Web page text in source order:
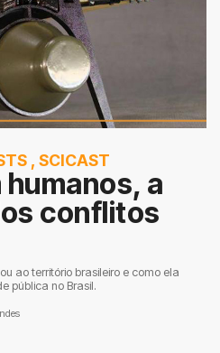
, SCICAST
a
conflitos
ao território brasileiro e como ela
pública no Brasil.